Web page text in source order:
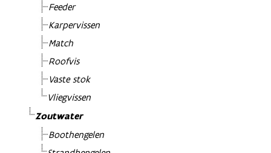
Feeder
Karpervissen
Match
Roofvis
Vaste stok
Vliegvissen
Zoutwater
Boothengelen